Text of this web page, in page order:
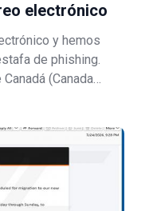
electrónico
y hemos
de phishing.
(Canada
engañar